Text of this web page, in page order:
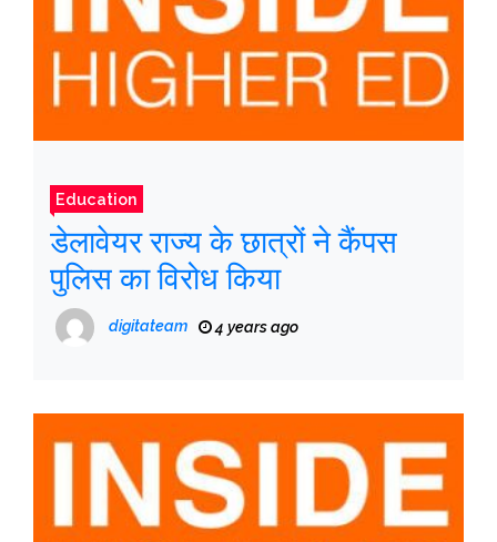
Education
डेलावेयर राज्य के छात्रों ने कैंपस
पुलिस का विरोध किया
digitateam 4 years ago